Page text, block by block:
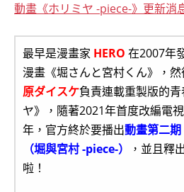
動畫《ホリミヤ -piece-》更新消
最早是漫畫家 HERO 在2007年
漫畫《堀さんと宮村くん》，
原ダイスケ負責連載重製版的
ヤ》，隨著2021年首度改編電
年，官方終於要播出動畫第二期
（堀與宮村 -piece-）
，並且釋
啦！